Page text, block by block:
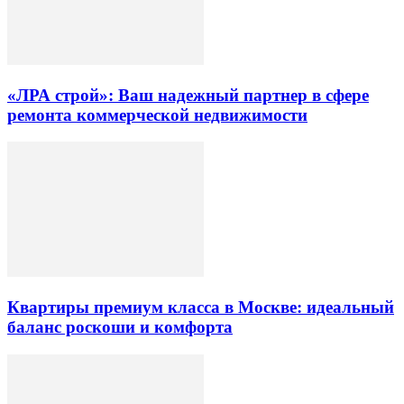
«ЛРА строй»: Ваш надежный партнер в сфере
ремонта коммерческой недвижимости
Квартиры премиум класса в Москве: идеальный
баланс роскоши и комфорта